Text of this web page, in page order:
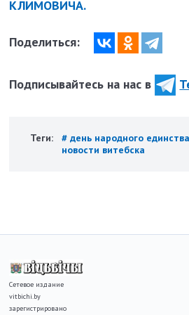
КЛИМОВИЧА.
Поделиться:
Подписывайтесь на нас в
Теги: # день народного единства
новости витебска
Сетевое издание
vitbichi.by
зарегистрировано